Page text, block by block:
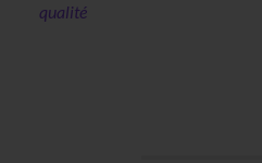
qualité